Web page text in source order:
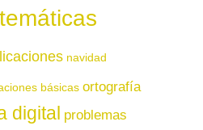
navidad
básicas ortografía
digital problemas